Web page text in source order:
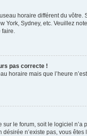
horaire différent du
Sydney, etc. Veuillez
pas correcte !
horaire mais que l’heure
le forum, soit le logiciel
n’existe pas, vous